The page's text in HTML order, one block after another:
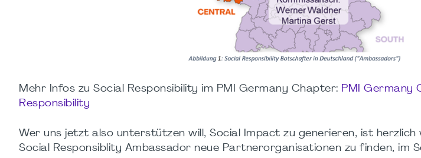
Mehr Infos zu Social Responsibility im PMI Germany Chapter: PMI Germany
Responsibility
Wer uns jetzt also unterstützen will, Social Impact zu generieren, ist herzlich
Social Responsiblity Ambassador neue Partnerorganisationen zu finden, im